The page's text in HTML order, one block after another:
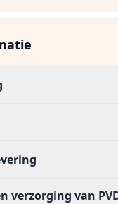
verzorging van